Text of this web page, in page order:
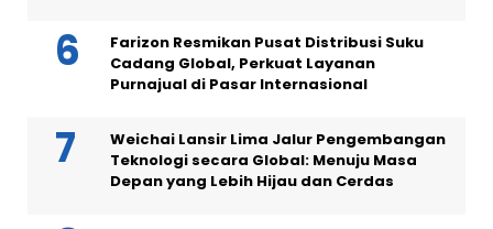
Farizon Resmikan Pusat Distribusi Suku
Cadang Global, Perkuat Layanan
Purnajual di Pasar Internasional
Weichai Lansir Lima Jalur Pengembangan
Teknologi secara Global: Menuju Masa
Depan yang Lebih Hijau dan Cerdas